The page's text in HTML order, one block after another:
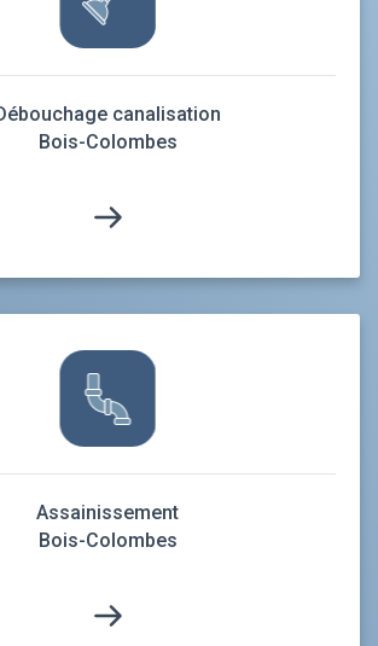
canalisation
Bois-Colombes
Assainissement
Bois-Colombes